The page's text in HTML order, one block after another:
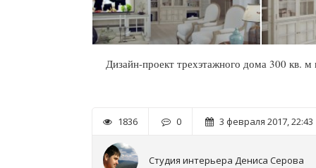
Дизайн-проект трехэтажного дома 300 кв.
1836 0 3 февраля 2017, 22:43
Студия интерьера Дениса Серова